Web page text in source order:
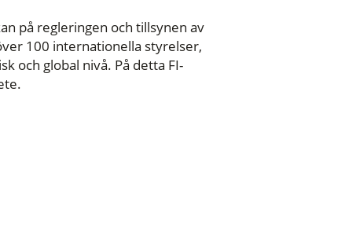
på regleringen och tillsynen av
100 internationella styrelser,
och global nivå. På detta FI-